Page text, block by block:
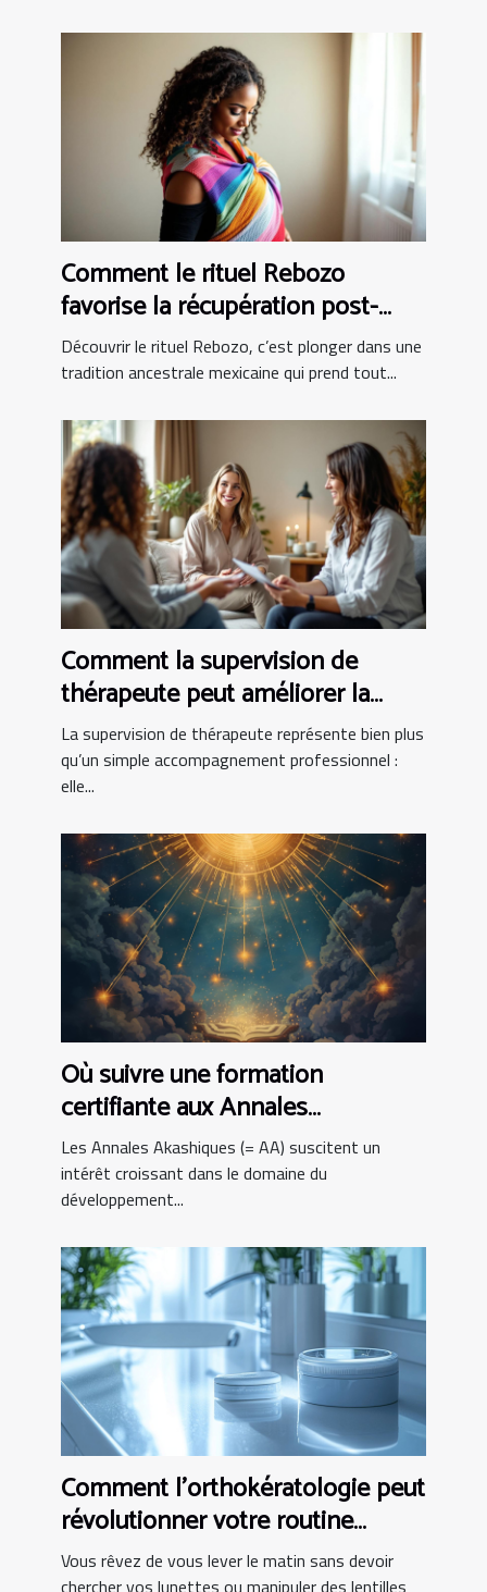
Comment le rituel Rebozo
favorise la récupération post-
partum ?
Découvrir le rituel Rebozo, c’est plonger dans une
tradition ancestrale mexicaine qui prend tout...
Comment la supervision de
thérapeute peut améliorer la
pratique clinique
La supervision de thérapeute représente bien plus
qu’un simple accompagnement professionnel :
elle...
Où suivre une formation
certifiante aux Annales
Akashiques ?
Les Annales Akashiques (= AA) suscitent un
intérêt croissant dans le domaine du
développement...
Comment l'orthokératologie peut
révolutionner votre routine
matinale ?
Vous rêvez de vous lever le matin sans devoir